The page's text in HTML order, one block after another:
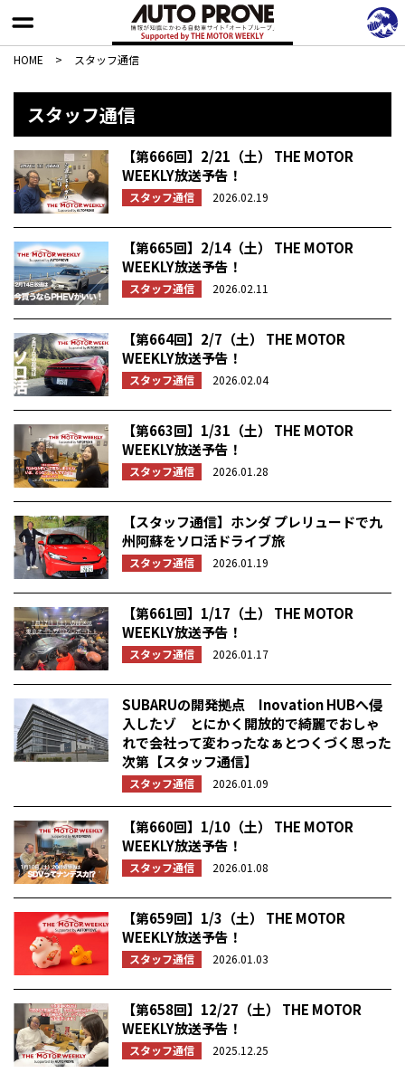
HOME > スタッフ通信
スタッフ通信
【第666回】2/21（土） THE MOTOR
WEEKLY放送予告！
スタッフ通信 2026.02.19
【第665回】2/14（土） THE MOTOR
WEEKLY放送予告！
スタッフ通信 2026.02.11
【第664回】2/7（土） THE MOTOR
WEEKLY放送予告！
スタッフ通信 2026.02.04
【第663回】1/31（土） THE MOTOR
WEEKLY放送予告！
スタッフ通信 2026.01.28
【スタッフ通信】ホンダ プレリュードで九
州阿蘇をソロ活ドライブ旅
スタッフ通信 2026.01.19
【第661回】1/17（土） THE MOTOR
WEEKLY放送予告！
スタッフ通信 2026.01.17
SUBARUの開発拠点 Inovation HUBへ侵
入したゾ とにかく開放的で綺麗でおしゃ
れで会社って変わったなぁとつくづく思った
次第【スタッフ通信】
スタッフ通信 2026.01.09
【第660回】1/10（土） THE MOTOR
WEEKLY放送予告！
スタッフ通信 2026.01.08
【第659回】1/3（土） THE MOTOR
WEEKLY放送予告！
スタッフ通信 2026.01.03
【第658回】12/27（土） THE MOTOR
WEEKLY放送予告！
スタッフ通信 2025.12.25